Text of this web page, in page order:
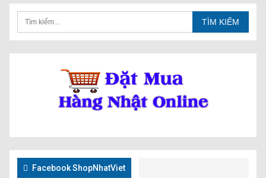
Facebook ShopNhatViet